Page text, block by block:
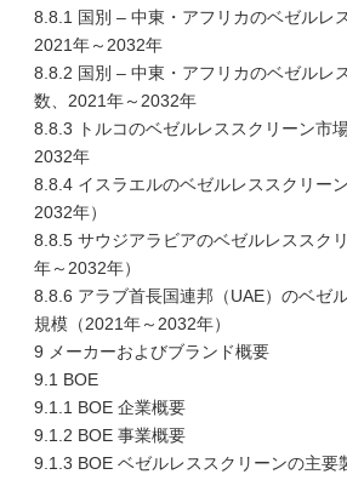
8.8.1 国別 – 中東・アフリカのベゼルレ
2021年～2032年
8.8.2 国別 – 中東・アフリカのベゼルレ
数、2021年～2032年
8.8.3 トルコのベゼルレススクリーン市
2032年
8.8.4 イスラエルのベゼルレススクリー
2032年）
8.8.5 サウジアラビアのベゼルレススク
年～2032年）
8.8.6 アラブ首長国連邦（UAE）のベゼ
規模（2021年～2032年）
9 メーカーおよびブランド概要
9.1 BOE
9.1.1 BOE 企業概要
9.1.2 BOE 事業概要
9.1.3 BOE ベゼルレススクリーンの主要